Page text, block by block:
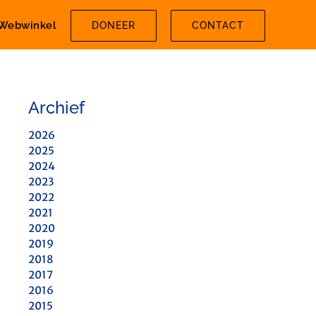
DONEER CONTACT
Archief
2026
2025
2024
2023
2022
2021
2020
2019
2018
2017
2016
2015